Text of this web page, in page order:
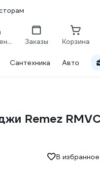
Сравнение Заказы Корзина
Сантехника Авто
Remez
В избранное